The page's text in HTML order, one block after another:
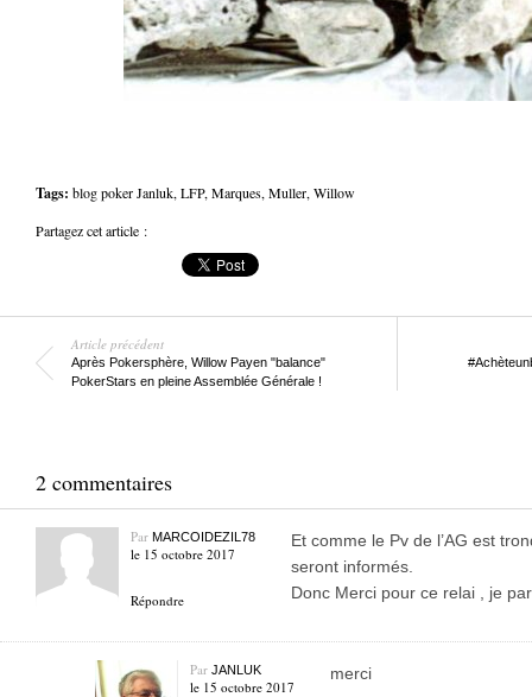
Tags: blog poker Janluk, LFP, Marques, Muller, Willow
Partagez cet article :
Article précédent
Après Pokersphère, Willow Payen "balance"
PokerStars en pleine Assemblée Générale !
2 commentaires
Par MARCOIDEZIL78
le 15 octobre 2017
Répondre
Et comme le Pv de l’AG est
seront informés.
Donc Merci pour ce relai , je
Par JANLUK
le 15 octobre 2017
merci